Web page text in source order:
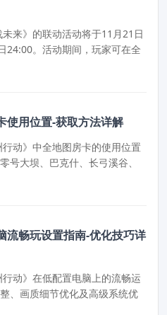
来》的联动活动将于11月21日
24:00。活动期间，玩家可在全
使用位置-获取方法详解
动》中全地图房卡的使用位置
号大坝、巴克什、长弓溪谷、
流畅玩设置指南-优化技巧详
动》在低配置电脑上的流畅运
、画质细节优化及高级系统优